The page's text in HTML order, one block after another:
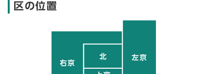
区の位置